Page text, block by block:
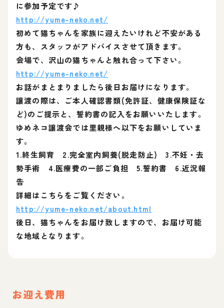
に参加予定です♪
http://yume-neko.net/
初めて猫ちゃんを家族に迎えたいけれど不安がある
方も、スタッフがアドバイスさせて頂きます。
会場で、沢山の猫ちゃんと触れ合って下さい。
http://yume-neko.net/
お話がまとまりましたら後日お届けになります。
譲渡の際は、ご本人確認書類(免許証、健康保険証な
ど)のご提示と、誓約書の記入をお願いいたします。
ゆめネコ譲渡会では里親様へ以下をお願いしていま
す。
1.終生飼育 2.完全室内飼養(脱走防止) 3.不妊・去
勢手術 4.医療費の一部ご負担 5.誓約書 6.近況報
告
詳細はこちらをご覧ください。
http://yume-neko.net/about.html
後日、猫ちゃんをお届け致しますので、お届け可能
な地域となります。
お迎え費用